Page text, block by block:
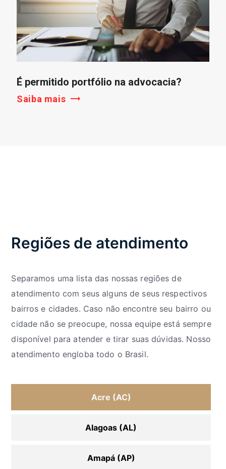
É permitido portfólio na advocacia?
Saiba mais
Regiões de atendimento
Separamos uma lista das nossas regiões de
atendimento com seus alguns de seus respectivos
bairros e cidades. Caso não encontre seu bairro ou
cidade não se preocupe, nossa equipe está sempre
disponível para atender e tirar suas dúvidas. Nosso
atendimento engloba todo o Brasil.
Acre (AC)
Alagoas (AL)
Amapá (AP)